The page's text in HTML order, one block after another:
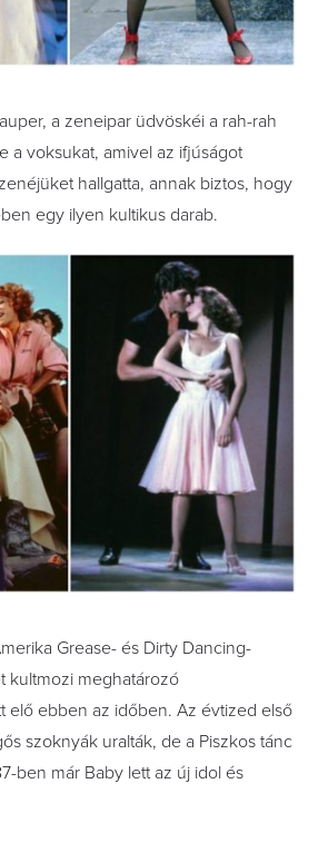
a zeneipar üdvöskéi a rah-rah
a voksukat, amivel az ifjúságot
hallgatta, annak biztos, hogy
egy ilyen kultikus darab.
Grease- és Dirty Dancing-
kultmozi meghatározó
elő ebben az időben. Az évtized első
szoknyák uralták, de a Piszkos tánc
ben már Baby lett az új idol és